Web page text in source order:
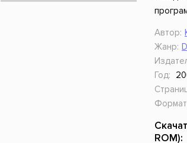
Автор:
Жанр:
Год:
ROM):